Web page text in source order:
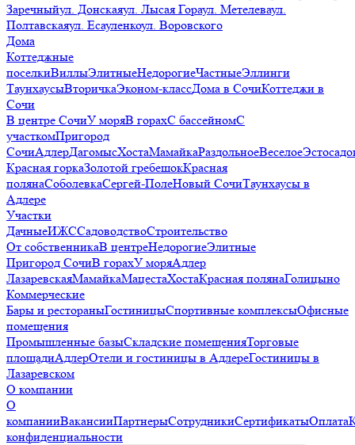
Заречныйул. Донскаяул. Лысая Гораул. Метелеваул.
Полтавскаяул. Есауленкоул. Воровского
Дома
Коттеджные
поселкиВиллыЭлитныеНедорогиеЧастныеЭллинги
ТаунхаусыВторичкаЭконом-классДома в СочиКоттеджи в
Сочи
В центре СочиУ моряВ горахС бассейномС
участкомПригород
СочиАдлерДагомысХостаМамайкаРаздольноеВеселое
Красная горкаЗолотой гребешокКрасная
полянаСоболевкаСергей-ПолеНовый СочиТаунхаусы в
Адлере
Участки
ДачныеИЖССадоводствоСтроительство
От собственникаВ центреНедорогиеЭлитные
Пригород СочиВ горахУ моряАдлер
ЛазаревскаяМамайкаМацестаХостаКрасная полянаГолицыно
Коммерческие
Бары и рестораныГостиницыСпортивные комплексыОфисные
помещения
Промышленные базыСкладские помещенияТорговые
площадиАдлерОтели и гостиницы в АдлереГостиницы в
Лазаревском
О компании
О
компанииВакансииПартнерыСотрудникиСертификатыОплата
конфиденциальности